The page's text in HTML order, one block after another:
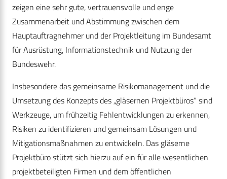
zeigen eine sehr gute, vertrauensvolle und enge
Zusammenarbeit und Abstimmung zwischen dem
Hauptauftragnehmer und der Projektleitung im Bundesamt
für Ausrüstung, Informationstechnik und Nutzung der
Bundeswehr.
Insbesondere das gemeinsame Risikomanagement und die
Umsetzung des Konzepts des „gläsernen Projektbüros“ sind
Werkzeuge, um frühzeitig Fehlentwicklungen zu erkennen,
Risiken zu identifizieren und gemeinsam Lösungen und
Mitigationsmaßnahmen zu entwickeln. Das gläserne
Projektbüro stützt sich hierzu auf ein für alle wesentlichen
projektbeteiligten Firmen und dem öffentlichen